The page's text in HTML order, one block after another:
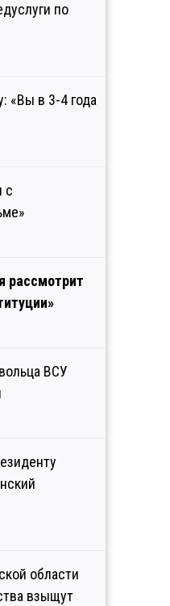
по
«Вы в 3-4 года
с
рассмотрит
ВСУ
области
взыщут